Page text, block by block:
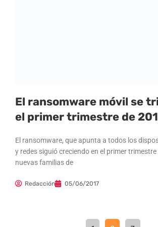
El ransomware móvil se
el primer trimestre de
El ransomware, que apunta a todos los
y redes siguió creciendo en el primer trimestre
nuevas familias de
Redacción 05/06/2017